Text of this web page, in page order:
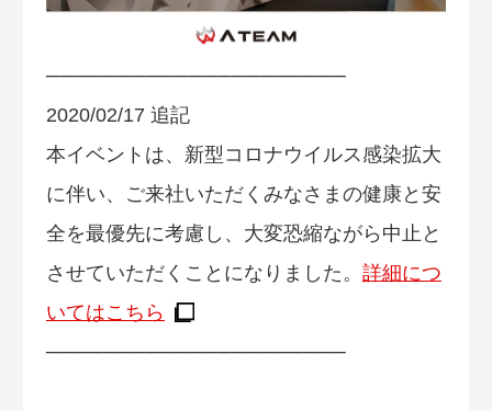
─────────────────────
2020/02/17 追記
本イベントは、新型コロナウイルス感染拡大
に伴い、ご来社いただくみなさまの健康と安
全を最優先に考慮し、大変恐縮ながら中止と
させていただくことになりました。 詳細につ
いてはこちら
─────────────────────